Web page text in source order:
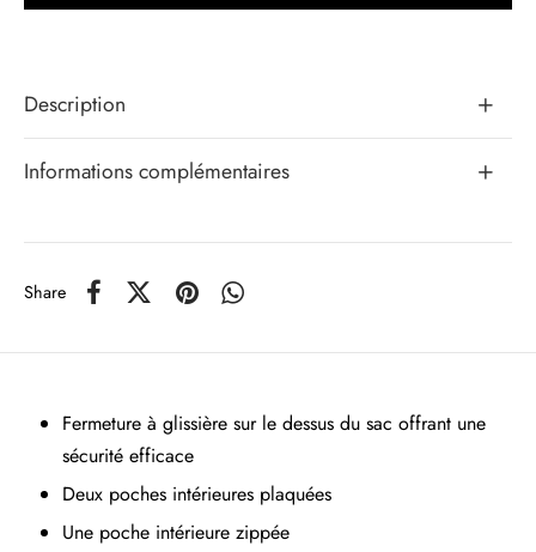
Description
Informations complémentaires
Share
Fermeture à glissière sur le dessus du sac offrant une
sécurité efficace
Deux poches intérieures plaquées
Une poche intérieure zippée